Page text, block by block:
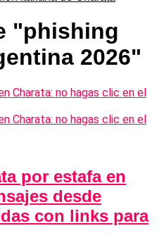
"phishing
2026"
por estafa en
desde
con links para